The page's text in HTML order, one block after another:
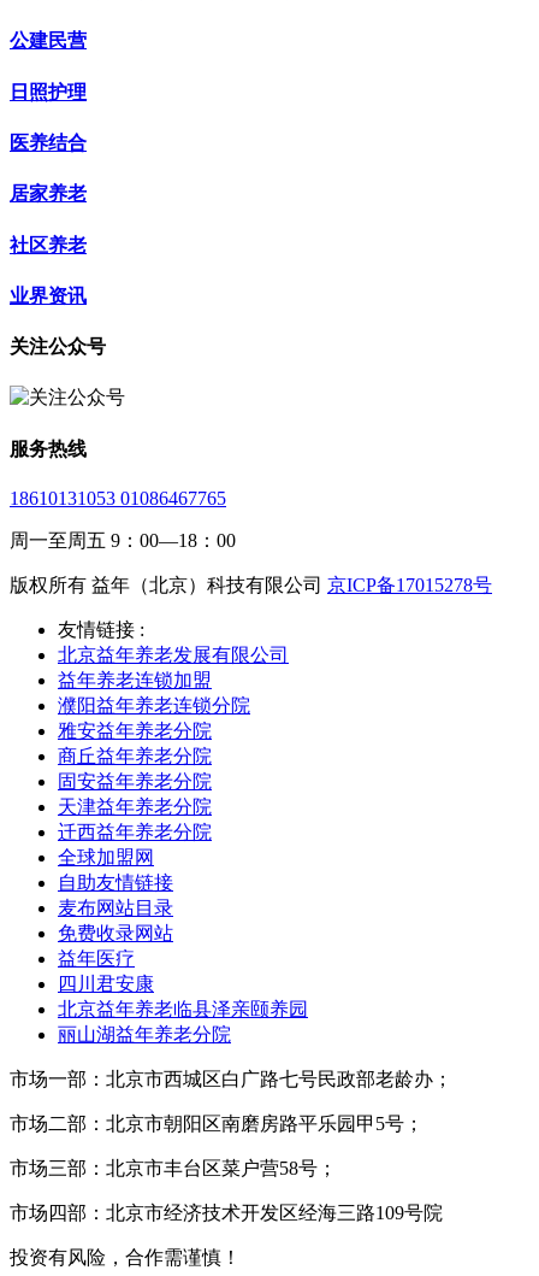
公建民营
日照护理
医养结合
居家养老
社区养老
业界资讯
关注公众号
服务热线
18610131053 01086467765
周一至周五 9：00—18：00
版权所有 益年（北京）科技有限公司 京ICP备17015278号
友情链接 :
北京益年养老发展有限公司
益年养老连锁加盟
濮阳益年养老连锁分院
雅安益年养老分院
商丘益年养老分院
固安益年养老分院
天津益年养老分院
迁西益年养老分院
全球加盟网
自助友情链接
麦布网站目录
免费收录网站
益年医疗
四川君安康
北京益年养老临县泽亲颐养园
丽山湖益年养老分院
市场一部：北京市西城区白广路七号民政部老龄办；
市场二部：北京市朝阳区南磨房路平乐园甲5号；
市场三部：北京市丰台区菜户营58号；
市场四部：北京市经济技术开发区经海三路109号院
投资有风险，合作需谨慎！